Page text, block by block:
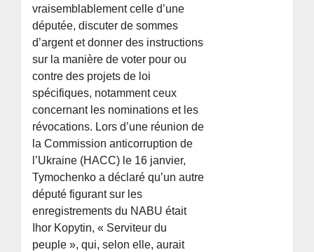
vraisemblablement celle d’une
députée, discuter de sommes
d’argent et donner des instructions
sur la manière de voter pour ou
contre des projets de loi
spécifiques, notamment ceux
concernant les nominations et les
révocations. Lors d’une réunion de
la Commission anticorruption de
l’Ukraine (HACC) le 16 janvier,
Tymochenko a déclaré qu’un autre
député figurant sur les
enregistrements du NABU était
Ihor Kopytin, « Serviteur du
peuple », qui, selon elle, aurait